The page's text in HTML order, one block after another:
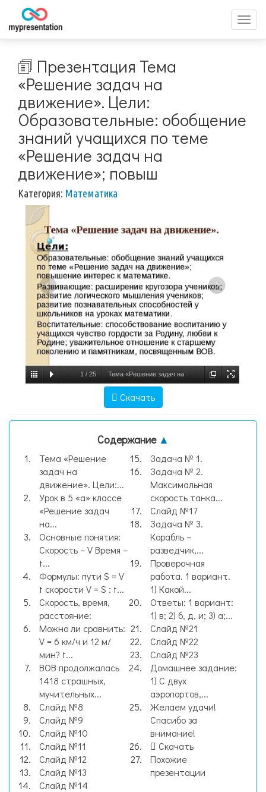
меню
🗊 Презентация Тема
«Решение задач на
движение». Цели:
Образовательные: обобщение
знаний учащихся по теме
«Решение задач на
движение»; повыш
Категория: Математика
1 / 25 Тема «Решение задач на
обобщение знаний учащихся по теме
слайд №1
Скачать
Содержание ▲
Тема «Решение
задач на
движение». Цели:...
Урок в 5 «а» классе
«Решение задач
на...
Основные понятия:
Скорость – V Время –
t...
Формулы: пути S = V
t скорости V = S : t...
Скорость, время,
расстояние:
Можно ли сравнить:
V = 6 км/ч и 12 м/
мин? t...
ВОВ продолжалась
1418 страшных,
мучительных...
Слайд №8
Слайд №9
Слайд №10
Слайд №11
Слайд №12
Слайд №13
Слайд №14
Задача № 1.
Задача № 2.
Максимальная
скорость танка...
Слайд №17
Задача № 3.
Корабль –
разведчик,...
Проверочная
работа. 1 вариант.
1) Какой...
Ответы: 1 вариант:
1) в; 2) б, д, и; 3) а;...
Слайд №21
Слайд №22
Слайд №23
Домашнее задание:
1) С двух
аэропортов,...
Желаем удачи!
Спасибо за
внимание!
Скачать
Похожие
презентации